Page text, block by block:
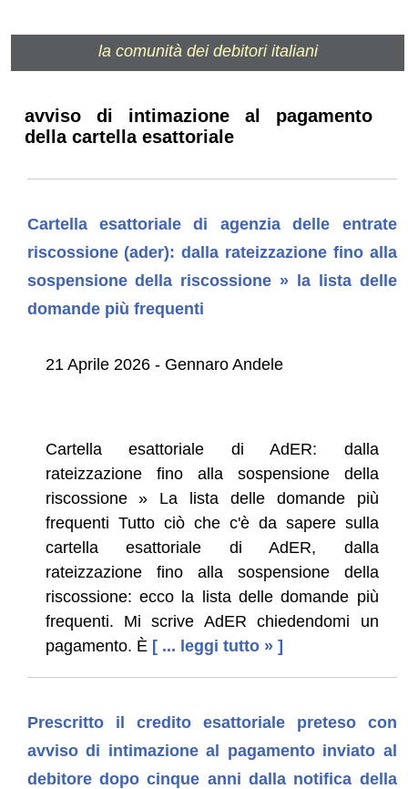
la comunità dei debitori italiani
avviso di intimazione al pagamento
della cartella esattoriale
Cartella esattoriale di agenzia delle entrate
riscossione (ader): dalla rateizzazione fino alla
sospensione della riscossione » la lista delle
domande più frequenti
21 Aprile 2026 - Gennaro Andele
Cartella esattoriale di AdER: dalla
rateizzazione fino alla sospensione della
riscossione » La lista delle domande più
frequenti Tutto ciò che c'è da sapere sulla
cartella esattoriale di AdER, dalla
rateizzazione fino alla sospensione della
riscossione: ecco la lista delle domande più
frequenti. Mi scrive AdER chiedendomi un
pagamento. È [ ... leggi tutto » ]
Prescritto il credito esattoriale preteso con
avviso di intimazione al pagamento inviato al
debitore dopo cinque anni dalla notifica della